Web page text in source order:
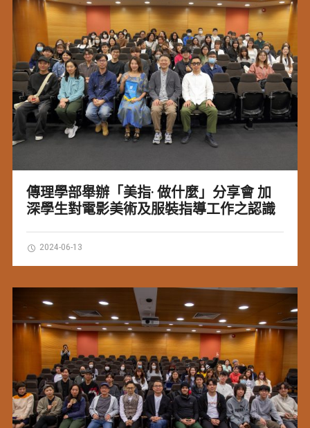
傳理學部舉辦「美指· 做什麼」分享會 加
深學生對電影美術及服裝指導工作之認識
2024-06-13